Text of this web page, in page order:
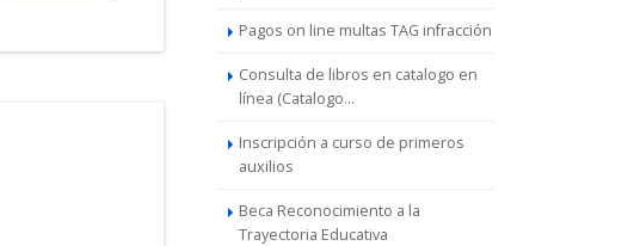
Pagos on line multas TAG infracción
Consulta de libros en catalogo en
línea (Catalogo...
Inscripción a curso de primeros
auxilios
Beca Reconocimiento a la
Trayectoria Educativa